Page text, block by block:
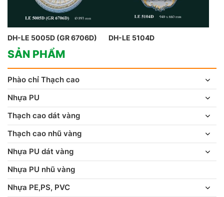
DH-LE 5005D (GR 6706D) DH-LE 5104D
SẢN PHẨM
Phào chỉ Thạch cao
Nhựa PU
Thạch cao dát vàng
Thạch cao nhũ vàng
Nhựa PU dát vàng
Nhựa PU nhũ vàng
Nhựa PE,PS, PVC